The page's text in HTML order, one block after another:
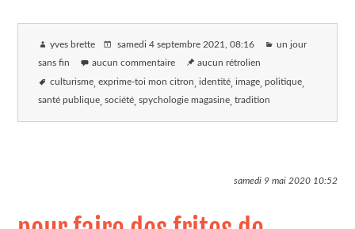
yves brette samedi 4 septembre 2021 , 08:16 un jour
sans fin aucun commentaire aucun rétrolien
culturisme exprime-toi mon citron identité image politique
santé publique société spychologie magasine tradition
samedi 9 mai 202010:52